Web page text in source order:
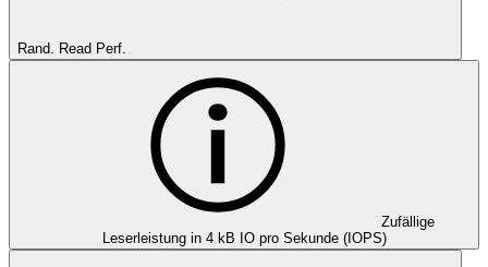
Rand. Read Perf.
Zufällige
Leserleistung in 4 kB IO pro Sekunde (IOPS)